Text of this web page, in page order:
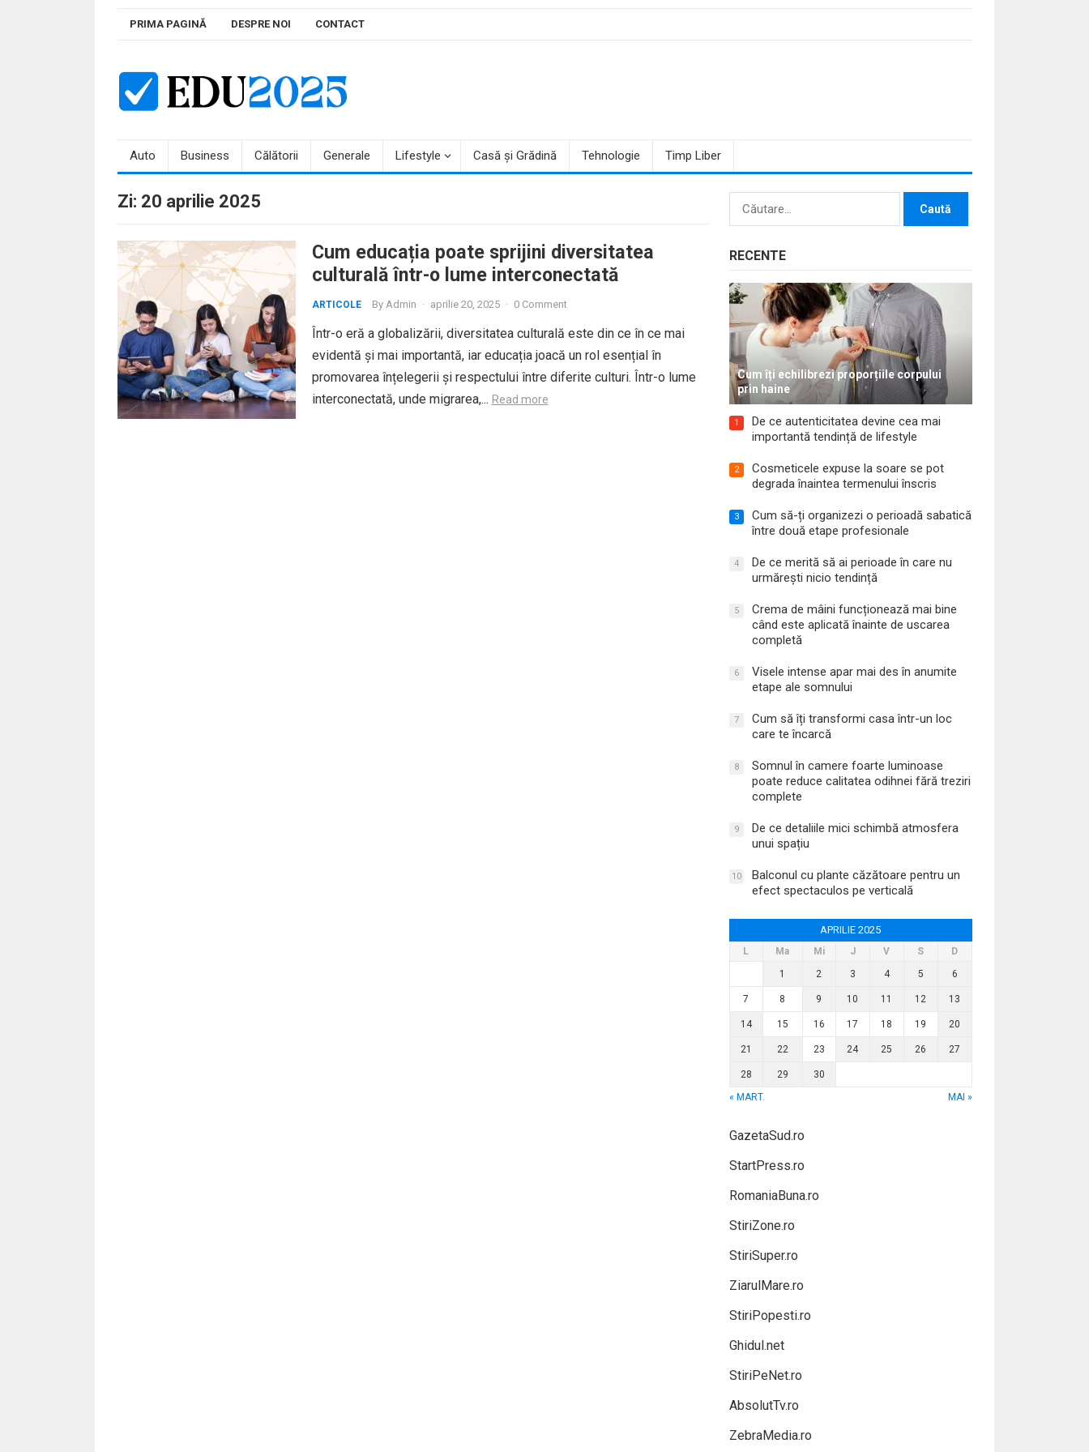
PRIMA PAGINĂ DESPRE NOI CONTACT
Auto Business Călătorii Generale Lifestyle Casă și Grădină Tehnologie Timp Liber
Zi: 20 aprilie 2025
Cum educația poate sprijini diversitatea
culturală într-o lume interconectată
ARTICOLE By Admin · aprilie 20, 2025 · 0 Comment
Într-o eră a globalizării, diversitatea culturală este din ce în ce mai
evidentă și mai importantă, iar educația joacă un rol esențial în
promovarea înțelegerii și respectului între diferite culturi. Într-o lume
interconectată, unde migrarea,... Read more
Caută
RECENTE
Cum îți echilibrezi proporțiile corpului
prin haine
1
De ce autenticitatea devine cea mai
importantă tendință de lifestyle
2
Cosmeticele expuse la soare se pot
degrada înaintea termenului înscris
3
Cum să-ți organizezi o perioadă sabatică
între două etape profesionale
4
De ce merită să ai perioade în care nu
urmărești nicio tendință
5
Crema de mâini funcționează mai bine
când este aplicată înainte de uscarea
completă
6
Visele intense apar mai des în anumite
etape ale somnului
7
Cum să îți transformi casa într-un loc
care te încarcă
8
Somnul în camere foarte luminoase
poate reduce calitatea odihnei fără treziri
complete
9
De ce detaliile mici schimbă atmosfera
unui spațiu
10
Balconul cu plante căzătoare pentru un
efect spectaculos pe verticală
APRILIE 2025
L Ma Mi J V S
D
1
2 3 4 5 6
7 8 9 10 11 12 13
14 15 16 17 18 19 20
21 22 23 24 25 26 27
28 29
30
« MART.
MAI »
GazetaSud.ro
StartPress.ro
RomaniaBuna.ro
StiriZone.ro
StiriSuper.ro
ZiarulMare.ro
StiriPopesti.ro
Ghidul.net
StiriPeNet.ro
AbsolutTv.ro
ZebraMedia.ro